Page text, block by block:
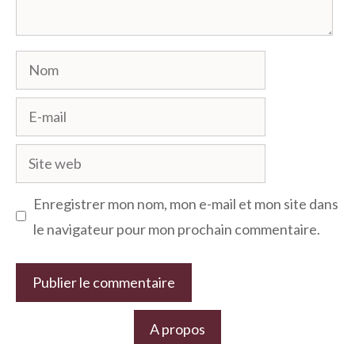
Nom
mail
Site
web
Enregistrer mon nom, mon e-mail et mon site dans
le navigateur pour mon prochain commentaire.
A propos